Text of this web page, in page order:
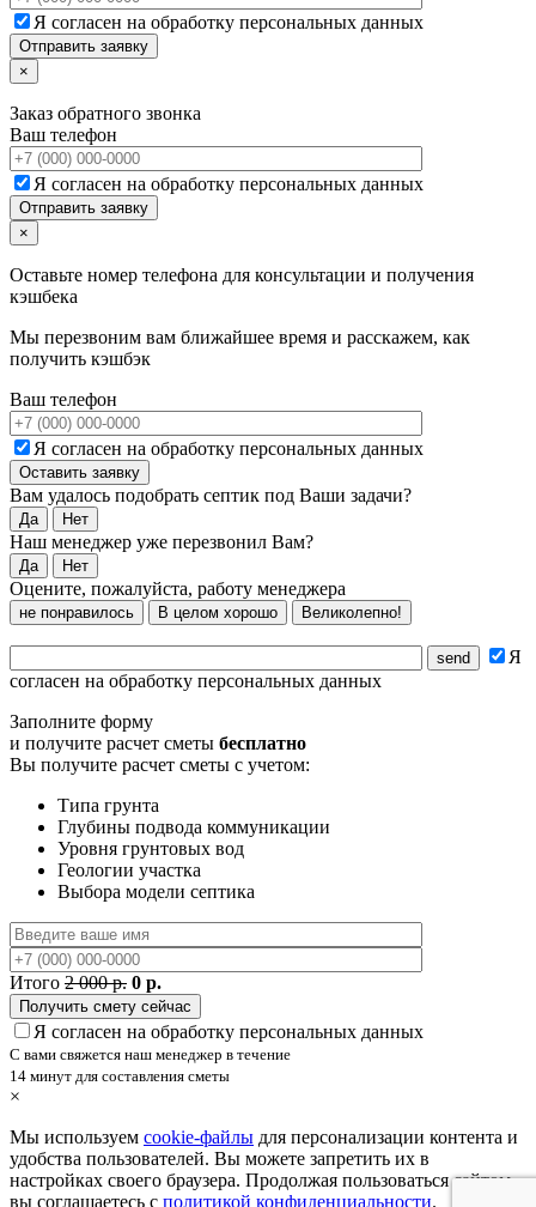
Я согласен на обработку персональных данных
×
Заказ обратного звонка
Ваш телефон
Я согласен на обработку персональных данных
×
Оставьте номер телефона для консультации и получения
кэшбека
Мы перезвоним вам ближайшее время и расскажем, как
получить кэшбэк
Ваш телефон
Я согласен на обработку персональных данных
Вам удалось подобрать септик под Ваши задачи?
Да Нет
Наш менеджер уже перезвонил Вам?
Да Нет
Оцените, пожалуйста, работу менеджера
не понравилось В целом хорошо Великолепно!
Я
согласен на обработку персональных данных
Заполните форму
и получите расчет сметы бесплатно
Вы получите расчет сметы с учетом:
Типа грунта
Глубины подвода коммуникации
Уровня грунтовых вод
Геологии участка
Выбора модели септика
Итого 2 000 р. 0 р.
Я согласен на обработку персональных данных
С вами свяжется наш менеджер в течение
14 минут для составления сметы
×
Мы используем cookie-файлы для персонализации контента и
удобства пользователей. Вы можете запретить их в
настройках своего браузера. Продолжая пользоваться сайтом,
вы соглашаетесь с политикой конфиденциальности.